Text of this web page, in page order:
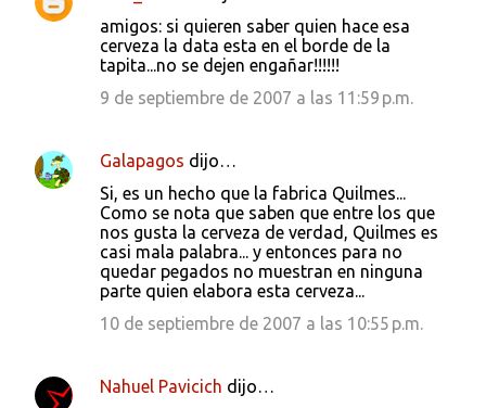
amigos: si quieren saber quien hace esa
cerveza la data esta en el borde de la
tapita...no se dejen engañar!!!!!!
9 de septiembre de 2007 a las 11:59 p.m.
Galapagos dijo…
Si, es un hecho que la fabrica Quilmes...
Como se nota que saben que entre los que
nos gusta la cerveza de verdad, Quilmes es
casi mala palabra... y entonces para no
quedar pegados no muestran en ninguna
parte quien elabora esta cerveza...
10 de septiembre de 2007 a las 10:55 p.m.
Nahuel Pavicich dijo…